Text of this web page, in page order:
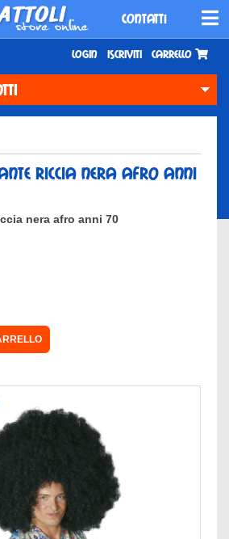
CONTATTI
Login Iscriviti Carrello
nera afro anni 70